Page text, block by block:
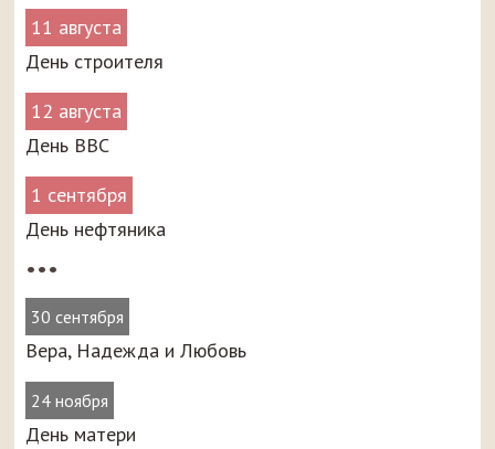
11 августа
День строителя
12 августа
День ВВС
1 сентября
День нефтяника
•••
30 сентября
Вера, Надежда и Любовь
24 ноября
День матери